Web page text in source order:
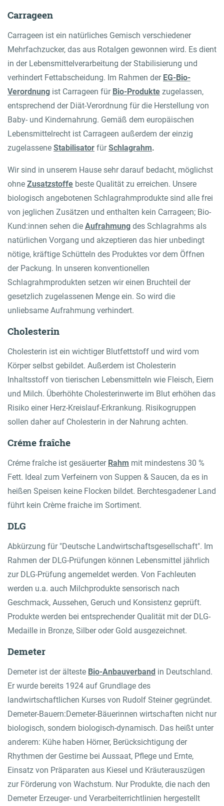
Carrageen
Carrageen ist ein natürliches Gemisch verschiedener
Mehrfachzucker, das aus Rotalgen gewonnen wird. Es dient
in der Lebensmittelverarbeitung der Stabilisierung und
verhindert Fettabscheidung. Im Rahmen der EG-Bio-
Verordnung ist Carrageen für Bio-Produkte zugelassen,
entsprechend der Diät-Verordnung für die Herstellung von
Baby- und Kindernahrung. Gemäß dem europäischen
Lebensmittelrecht ist Carrageen außerdem der einzig
zugelassene Stabilisator fürSchlagrahm.
Wir sind in unserem Hause sehr darauf bedacht, möglichst
ohne Zusatzstoffe beste Qualität zu erreichen. Unsere
biologisch angebotenen Schlagrahmprodukte sind alle frei
von jeglichen Zusätzen und enthalten kein Carrageen; Bio-
Kund:innen sehen die Aufrahmung des Schlagrahms als
natürlichen Vorgang und akzeptieren das hier unbedingt
nötige, kräftige Schütteln des Produktes vor dem Öffnen
der Packung. In unseren konventionellen
Schlagrahmprodukten setzen wir einen Bruchteil der
gesetzlich zugelassenen Menge ein. So wird die
unliebsame Aufrahmung verhindert.
Cholesterin
Cholesterin ist ein wichtiger Blutfettstoff und wird vom
Körper selbst gebildet. Außerdem ist Cholesterin
Inhaltsstoff von tierischen Lebensmitteln wie Fleisch, Eiern
und Milch. Überhöhte Cholesterinwerte im Blut erhöhen das
Risiko einer Herz-Kreislauf-Erkrankung. Risikogruppen
sollen daher auf Cholesterin in der Nahrung achten.
Créme fraîche
Créme fraîche ist gesäuerter Rahm mit mindestens 30 %
Fett. Ideal zum Verfeinern von Suppen & Saucen, da es in
heißen Speisen keine Flocken bildet. Berchtesgadener Land
führt kein Crème fraiche im Sortiment.
DLG
Abkürzung für "Deutsche Landwirtschaftsgesellschaft". Im
Rahmen der DLG-Prüfungen können Lebensmittel jährlich
zur DLG-Prüfung angemeldet werden. Von Fachleuten
werden u.a. auch Milchprodukte sensorisch nach
Geschmack, Aussehen, Geruch und Konsistenz geprüft.
Produkte werden bei entsprechender Qualität mit der DLG-
Medaille in Bronze, Silber oder Gold ausgezeichnet.
Demeter
Demeter ist der älteste Bio-Anbauverband in Deutschland.
Er wurde bereits 1924 auf Grundlage des
landwirtschaftlichen Kurses von Rudolf Steiner gegründet.
Demeter-Bauern:Demeter-Bäuerinnen wirtschaften nicht nur
biologisch, sondern biologisch-dynamisch. Das heißt unter
anderem: Kühe haben Hörner, Berücksichtigung der
Rhythmen der Gestirne bei Aussaat, Pflege und Ernte,
Einsatz von Präparaten aus Kiesel und Kräuterauszügen
zur Förderung von Wachstum. Nur Produkte, die nach den
Demeter Erzeuger- und Verarbeiterrichtlinien hergestellt